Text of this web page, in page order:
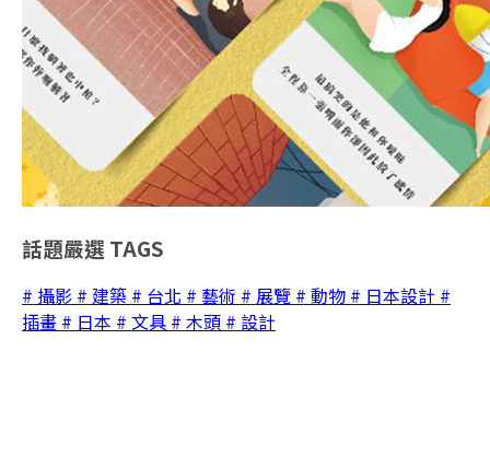
話題嚴選 TAGS
# 攝影 # 建築 # 台北 # 藝術 # 展覽 # 動物 # 日本設計 #
插畫 # 日本 # 文具 # 木頭 # 設計